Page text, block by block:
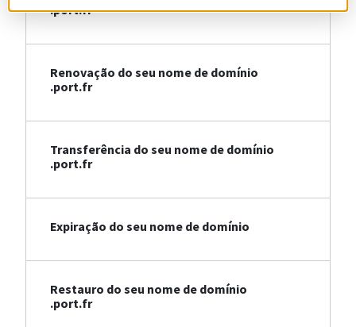
.port.fr
Renovação do seu nome de domínio
.port.fr
Transferência do seu nome de domínio
.port.fr
Expiração do seu nome de domínio
Restauro do seu nome de domínio
.port.fr